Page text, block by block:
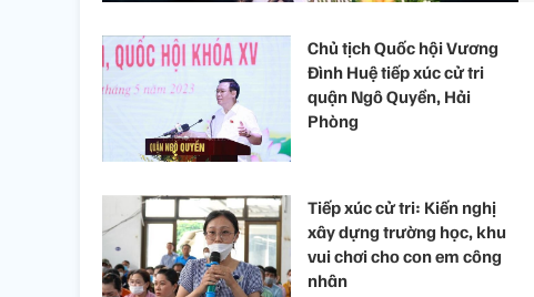
Chủ tịch Quốc hội Vương
Đình Huệ tiếp xúc cử tri
quận Ngô Quyền, Hải
Phòng
Tiếp xúc cử tri: Kiến nghị
xây dựng trường học, khu
vui chơi cho con em công
nhân